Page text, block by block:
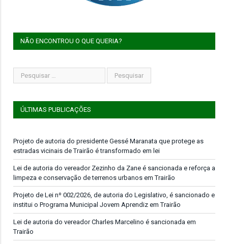
NÃO ENCONTROU O QUE QUERIA?
ÚLTIMAS PUBLICAÇÕES
Projeto de autoria do presidente Gessé Maranata que protege as
estradas vicinais de Trairão é transformado em lei
Lei de autoria do vereador Zezinho da Zane é sancionada e reforça a
limpeza e conservação de terrenos urbanos em Trairão
Projeto de Lei nº 002/2026, de autoria do Legislativo, é sancionado e
institui o Programa Municipal Jovem Aprendiz em Trairão
Lei de autoria do vereador Charles Marcelino é sancionada em
Trairão